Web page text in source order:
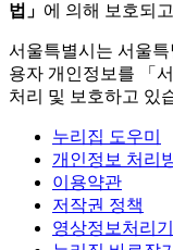
법」 에 의해 보호되
서울특별시는 서울
용자 개인정보를 「
처리 및 보호하고 있
누리집 도우미
개인정보 처리
이용약관
저작권 정책
영상정보처리